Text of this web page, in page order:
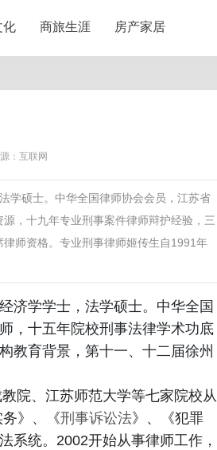
化 商旅生涯 房产家居
：互联网
学硕士。中华全国律师协会会员，江苏省
，十九年专业刑事案件律师辩护经验，三
师资格。专业刑事律师姬传生自1991年
济学学士，法学硕士。中华全国
，十五年院校刑事法律学术功底
教育背景，第十一、十二届徐州
院、江苏师范大学等七家院校从
》、《刑事诉讼法》、《犯罪
系统。2002开始从事律师工作，